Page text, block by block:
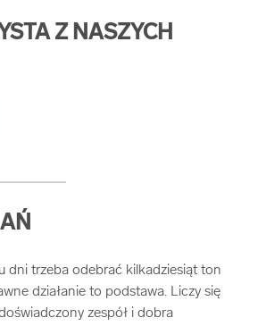
Z NASZYCH
dni trzeba odebrać kilkadziesiąt ton
działanie to podstawa. Liczy się
zespół i dobra